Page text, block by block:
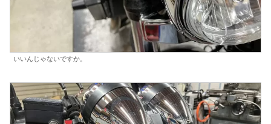
いいんじゃないですか。